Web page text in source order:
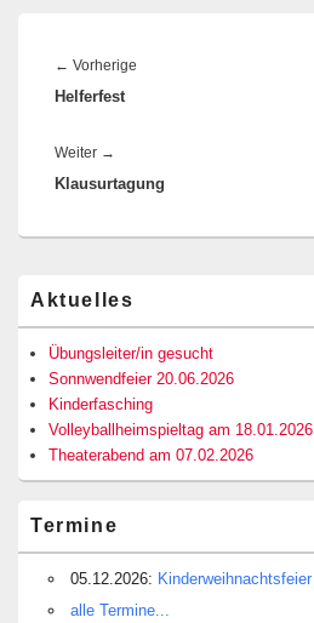
← Vorherige
Helferfest
Weiter →
Beitrag:
Klausurtagung
Seitenleisten-
Widgetbereich
Aktuelles
Übungsleiter/in gesucht
Sonnwendfeier 20.06.2026
Kinderfasching
Volleyballheimspieltag am 18.01.2026
Theaterabend am 07.02.2026
Termine
05.12.2026: Kinderweihnachtsfeier
alle Termine...